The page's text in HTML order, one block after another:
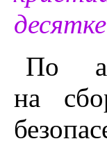
По
на